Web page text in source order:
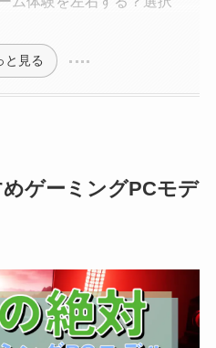
と見る
ゲーミングPCモデ